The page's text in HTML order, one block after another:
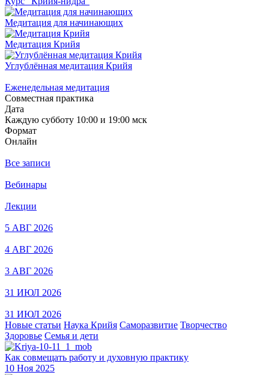
Медитация для начинающих
Медитация Крийя
Углублённая медитация Крийя
Еженедельная медитация
Совместная практика
Дата
Каждую субботу 10:00 и 19:00 мск
Формат
Онлайн
Все записи
Вебинары
Лекции
5 АВГ 2026
4 АВГ 2026
3 АВГ 2026
31 ИЮЛ 2026
31 ИЮЛ 2026
Новые статьи Наука Крийя Саморазвитие Творчество
Здоровье Семья и дети
Как совмещать работу и духовную практику
10 Ноя 2025